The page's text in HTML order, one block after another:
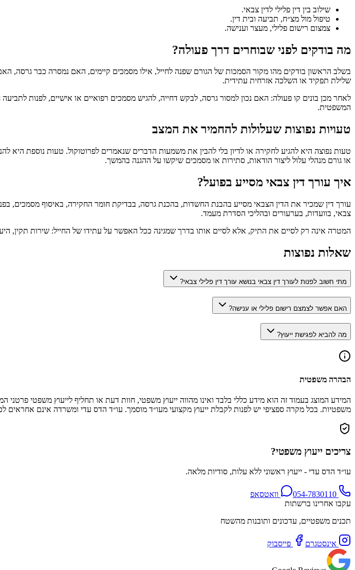
שילוב בין דין פלילי לדין צבאי.
טיפול מול מצ״ח, תביעה ובית דין.
צמצום רישום פלילי, מעצר וענישה.
מה בודקים לפני שבוחרים דרך פעולה?
בשלב הראשון בודקים מהו מקור הסמכות של הגורם שפנה לחייל, אילו מסמכים קיימים, האם נמסרה כבר גרסה, האם
שלילת תפקיד או השלכה אזרחית עתידית.
לאחר מכן בונים קו פעולה: האם נכון למסור גרסה, לבקש דחייה, להגיש מסמכים רפואיים או אישיים, לפנות
המשפטית.
טעויות נפוצות שעלולות להחמיר את המצב
טעות נפוצה היא להגיע לחקירה או לדיון בלי להבין את משמעות הדברים שנאמרים לפרוטוקול. טעות נוספת היא
או גורם מנהלי עלול ליצור הודאות, סתירות או מסמכים שיקשו על ההגנה בהמשך.
איך עורך דין צבאי מסייע בפועל?
עורך דין שמכיר את הדין הצבאי מסייע בהבנת החשדות, בהכנת גרסה, בבדיקת חומר החקירה, באיסוף מסמכים,
צבאי, בוועדות, בערעורים ובהליכי הסדרת מעמד.
המטרה אינה רק לסיים את התיק, אלא לסיים אותו בדרך שמגינה ככל האפשר על עתידו של החייל: שירות תקין,
שאלות נפוצות
מתי חשוב לפנות לעורך דין צבאי בנושא עורך דין פלילי צבאי?
האם אפשר לצמצם רישום פלילי או ענישה?
מה להביא לפגישת ייעוץ?
הבהרה משפטית
המידע המוצג בעמוד זה הוא מידע כללי בלבד ואינו מהווה ייעוץ משפטי, חוות דעת או תחליף לייעוץ משפטי
משפטיות. בכל מקרה ספציפי יש לפנות לקבלת ייעוץ מקצועי מעו״ד מוסמך. עו״ד הדס עדי ומשרדה אינם אחראים
צריכים ייעוץ משפטי?
עו״ד הדס עדי - ייעוץ ראשוני ללא עלות, סודיות מלאה.
054-7830110
וואטסאפ
עקבו אחרינו ברשתות
תכנים משפטיים, עדכונים ותובנות מהשטח
אינסטגרם פייסבוק